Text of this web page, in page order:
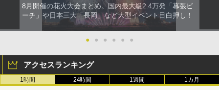
8月開催の花火大会まとめ。国内最大級2.4万発「幕張ビ
ーチ」や日本三大「長岡」など大型イベント目白押し！
● ● ● ● ● ●
アクセスランキング
1時間 24時間 1週間 1カ月